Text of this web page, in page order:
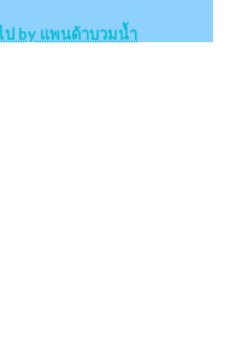
ป by แพนด้าบวมน้ำ